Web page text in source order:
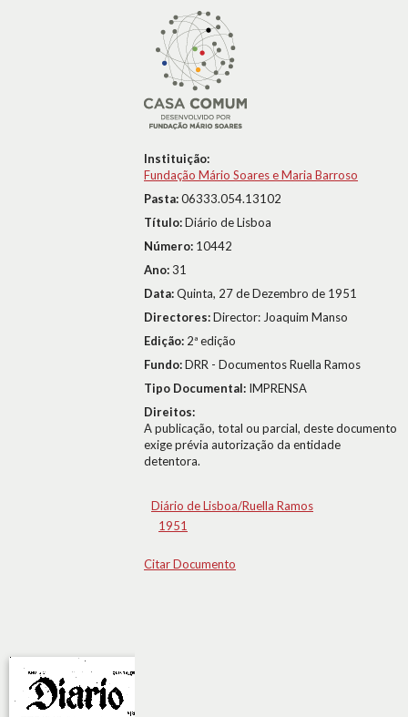
Instituição:
Fundação Mário Soares e Maria Barroso
Pasta:06333.054.13102
Título:Diário de Lisboa
Número: 10442
Ano:31
Data:Quinta, 27 de Dezembro de 1951
Directores:Director: Joaquim Manso
Edição: 2ª edição
Fundo:DRR - Documentos Ruella Ramos
Tipo Documental: IMPRENSA
Direitos:
A publicação, total ou parcial, deste documento
exige prévia autorização da entidade
detentora.
Diário de Lisboa/Ruella Ramos
1951
Citar Documento